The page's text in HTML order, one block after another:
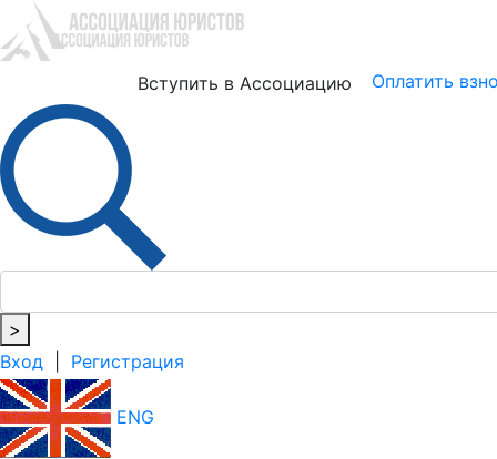
Вступить в Ассоциацию Оплатить
>
Вход
Регистрация
ENG